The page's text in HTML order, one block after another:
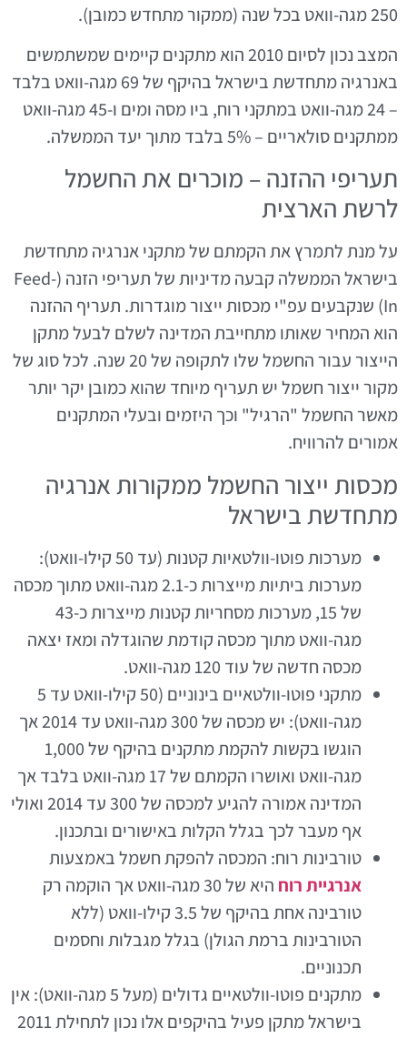
250 מגה-וואט בכל שנה (ממקור מתחדש כמובן).
המצב נכון לסיום 2010 הוא מתקנים קיימים שמשתמשים
באנרגיה מתחדשת בישראל בהיקף של 69 מגה-וואט בלבד
– 24 מגה-וואט במתקני רוח, ביו מסה ומים ו-45 מגה-וואט
ממתקנים סולאריים – 5% בלבד מתוך יעד הממשלה.
תעריפי ההזנה – מוכרים את החשמל
לרשת הארצית
על מנת לתמרץ את הקמתם של מתקני אנרגיה מתחדשת
בישראל הממשלה קבעה מדיניות של תעריפי הזנה (Feed-
In) שנקבעים עפ"י מכסות ייצור מוגדרות. תעריף ההזנה
הוא המחיר שאותו מתחייבת המדינה לשלם לבעל מתקן
הייצור עבור החשמל שלו לתקופה של 20 שנה. לכל סוג של
מקור ייצור חשמל יש תעריף מיוחד שהוא כמובן יקר יותר
מאשר החשמל "הרגיל" וכך היזמים ובעלי המתקנים
אמורים להרוויח.
מכסות ייצור החשמל ממקורות אנרגיה
מתחדשת בישראל
מערכות פוטו-וולטאיות קטנות (עד 50 קילו-וואט):
מערכות ביתיות מייצרות כ-2.1 מגה-וואט מתוך מכסה
של 15, מערכות מסחריות קטנות מייצרות כ-43
מגה-וואט מתוך מכסה קודמת שהוגדלה ומאז יצאה
מכסה חדשה של עוד 120 מגה-וואט.
מתקני פוטו-וולטאיים בינוניים (50 קילו-וואט עד 5
מגה-וואט): יש מכסה של 300 מגה-וואט עד 2014 אך
הוגשו בקשות להקמת מתקנים בהיקף של 1,000
מגה-וואט ואושרו הקמתם של 17 מגה-וואט בלבד אך
המדינה אמורה להגיע למכסה של 300 עד 2014 ואולי
אף מעבר לכך בגלל הקלות באישורים ובתכנון.
טורבינות רוח: המכסה להפקת חשמל באמצעות
אנרגיית רוח
היא של 30 מגה-וואט אך הוקמה רק
טורבינה אחת בהיקף של 3.5 קילו-וואט (ללא
הטורבינות ברמת הגולן) בגלל מגבלות וחסמים
תכנוניים.
מתקנים פוטו-וולטאיים גדולים (מעל 5 מגה-וואט): אין
בישראל מתקן פעיל בהיקפים אלו נכון לתחילת 2011